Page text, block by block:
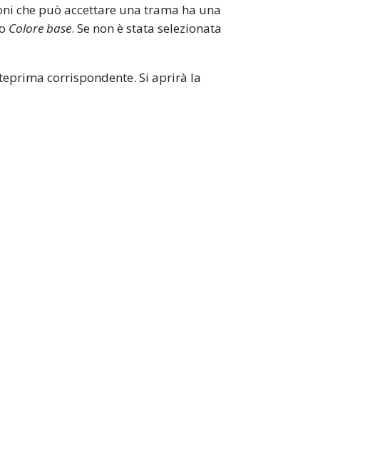
che può accettare una trama ha una
Colore base. Se non è stata selezionata
corrispondente. Si aprirà la